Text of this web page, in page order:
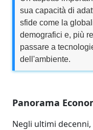
sua capacità di
sfide come la
demografici e, più
passare a
dell'ambiente.
Panorama
Negli ultimi